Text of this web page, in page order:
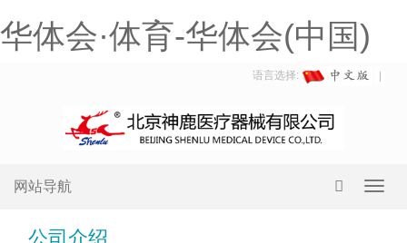
华体会·体育-华体会(中国)
语言选择:
网站导航
公司介绍